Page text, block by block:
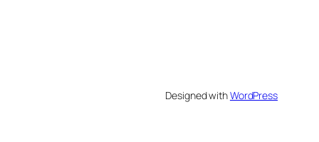
Designed withWordPress